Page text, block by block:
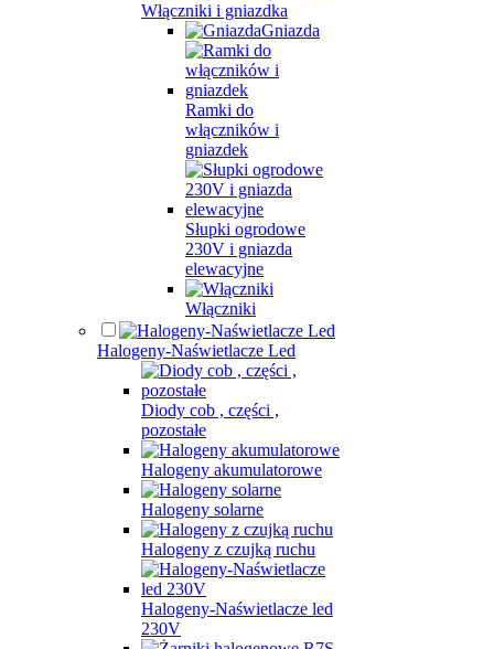
Włączniki i gniazdka
Gniazda
Ramki do
włączników i
gniazdek
Słupki ogrodowe
230V i gniazda
elewacyjne
Włączniki
Halogeny-Naświetlacze Led
Diody cob , części ,
pozostałe
Halogeny akumulatorowe
Halogeny solarne
Halogeny z czujką ruchu
Halogeny-Naświetlacze led
230V